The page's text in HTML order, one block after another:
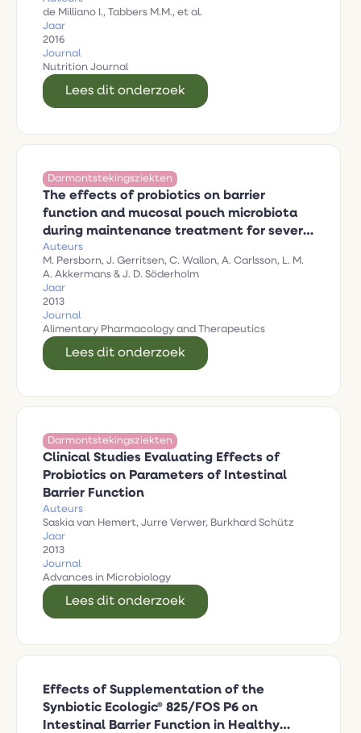
de Milliano I., Tabbers M.M., et al.
Jaar
2016
Journal
Nutrition Journal
Lees dit onderzoek
Darmontstekingsziekten
The effects of probiotics on barrier
function and mucosal pouch microbiota
during maintenance treatment for severe
pouchitis in patients with ulcerative
colitis
Auteurs
M. Persborn, J. Gerritsen, C. Wallon, A. Carlsson, L. M.
A. Akkermans & J. D. Söderholm
Jaar
2013
Journal
Alimentary Pharmacology and Therapeutics
Lees dit onderzoek
Darmontstekingsziekten
Clinical Studies Evaluating Effects of
Probiotics on Parameters of Intestinal
Barrier Function
Auteurs
Saskia van Hemert, Jurre Verwer, Burkhard Schütz
Jaar
2013
Journal
Advances in Microbiology
Lees dit onderzoek
Effects of Supplementation of the
Synbiotic Ecologic® 825/FOS P6 on
Intestinal Barrier Function in Healthy